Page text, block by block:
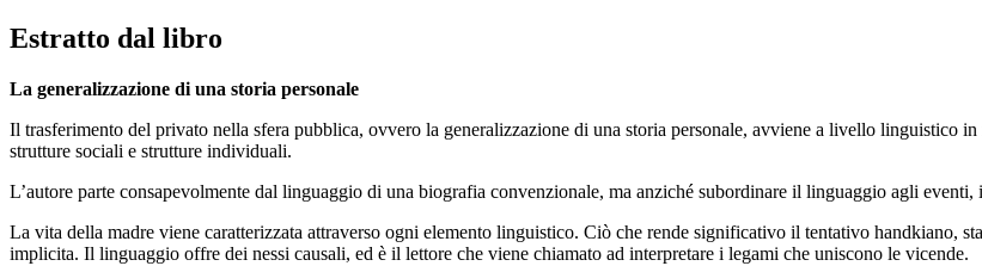
Estratto dal libro
La generalizzazione di una storia personale
Il trasferimento del privato nella sfera pubblica, ovvero la generalizzazione di una storia personale, avviene a livello linguistico
strutture sociali e strutture individuali.
L’autore parte consapevolmente dal linguaggio di una biografia convenzionale, ma anziché subordinare il linguaggio agli
La vita della madre viene caratterizzata attraverso ogni elemento linguistico. Ciò che rende significativo il tentativo handkiano,
implicita. Il linguaggio offre dei nessi causali, ed è il lettore che viene chiamato ad interpretare i legami che uniscono le vicende.